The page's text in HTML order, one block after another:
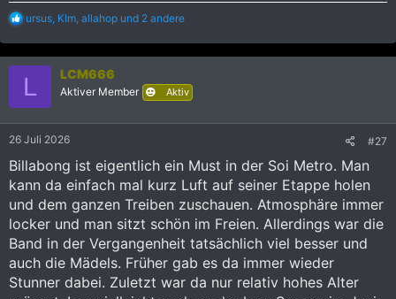
R
a
k
n
:
ursus, KIm, allahop und 2 andere
L LCM666
Aktiver Member Aktiv
26 Juli 2026 #27
Billabong ist eigentlich ein Must in der Soi Metro. Man
kann da einfach mal kurz Luft auf seiner Etappe holen
und dem ganzen Treiben zuschauen. Atmosphäre immer
locker und man sitzt schön im Freien. Allerdings war die
Band in der Vergangenheit tatsächlich viel besser und
auch die Mädels. Früher gab es da immer wieder
Stunner dabei. Zuletzt war da nur relativ hohes Alter